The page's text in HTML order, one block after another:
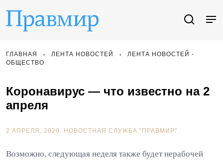
ГЛАВНАЯ ЛЕНТА НОВОСТЕЙ
ЛЕНТА НОВОСТЕЙ -
ОБЩЕСТВО
Коронавирус — что известно на 2
апреля
2 АПРЕЛЯ, 2020. НОВОСТНАЯ СЛУЖБА "ПРАВМИР"
Возможно, следующая неделя также будет нерабочей